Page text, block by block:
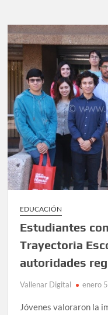
EDUCACIÓN
Estudiantes
Trayectoria
autoridades
Vallenar Digital enero
Jóvenes valoraron la